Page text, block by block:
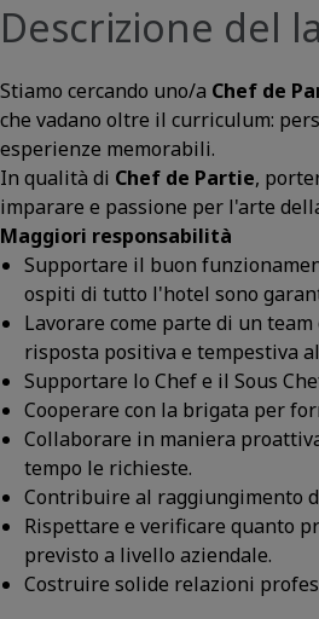
Descrizione del
Stiamo cercando uno/a Chef de
che vadano oltre il curriculum:
esperienze memorabili.
In qualità di Chef de Partie,
imparare e passione per l'arte
Maggiori responsabilità
Supportare il buon
ospiti di tutto l'hotel sono
Lavorare come parte di un
risposta positiva e tempestiva
Supportare lo Chef e il Sous
Cooperare con la brigata per
Collaborare in maniera
tempo le richieste.
Contribuire al raggiungimento
Rispettare e verificare quanto
previsto a livello aziendale.
Costruire solide relazioni